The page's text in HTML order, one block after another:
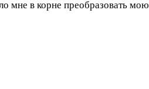
мне в корне преобразовать мою